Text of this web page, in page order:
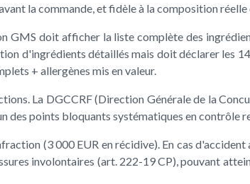
la commande, et fidèle à la composition réelle
GMS doit afficher la liste complète des
d'ingrédients détaillés mais doit déclarer les
+ allergènes mis en valeur.
La DGCCRF (Direction Générale de la
des points bloquants systématiques en contrôle
(3 000 EUR en récidive). En cas
involontaires (art. 222-19 CP), pouvant